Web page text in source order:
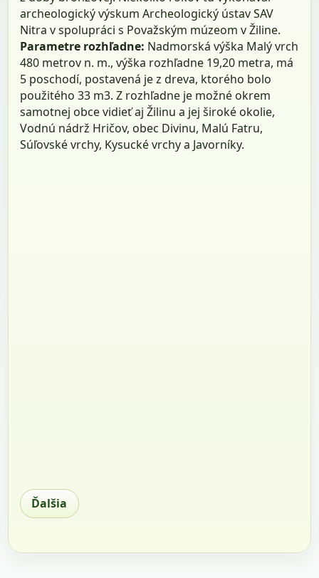
archeologický výskum Archeologický ústav SAV
Nitra v spolupráci s Považským múzeom v Žiline.
Parametre rozhľadne: Nadmorská výška Malý vrch
480 metrov n. m., výška rozhľadne 19,20 metra, má
5 poschodí, postavená je z dreva, ktorého bolo
použitého 33 m3. Z rozhľadne je možné okrem
samotnej obce vidieť aj Žilinu a jej široké okolie,
Vodnú nádrž Hričov, obec Divinu, Malú Fatru,
Súľovské vrchy, Kysucké vrchy a Javorníky.
Ďalšia